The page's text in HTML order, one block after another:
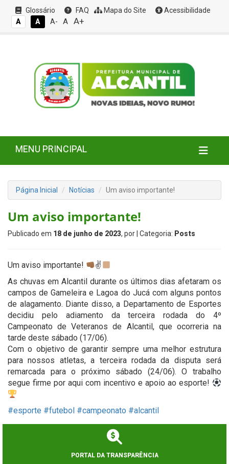
Glossário FAQ Mapa do Site
Acessibilidade
A
A A- A A+
MENU PRINCIPAL
Página Inicial Notícias Um aviso importante!
Um aviso importante!
Publicado em 18 de junho de 2023, por | Categoria: Posts
Um aviso importante!
✌
As chuvas em Alcantil durante os últimos dias afetaram os
campos de Gameleira e Lagoa do Jucá com alguns pontos
de alagamento. Diante disso, a Departamento de Esportes
decidiu pelo adiamento da terceira rodada do 4º
Campeonato de Veteranos de Alcantil, que ocorreria na
tarde deste sábado (17/06).
Com o objetivo de garantir sempre uma melhor estrutura
para nossos atletas, a terceira rodada da disputa será
remarcada para o próximo sábado (24/06). O trabalho
segue firme por aqui com incentivo e apoio ao esporte!
#esporte #futebol #campeonato #alcantil
PORTAL DA TRANSPARÊNCIA